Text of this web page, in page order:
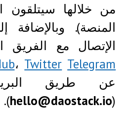
من خلالها سيتلقون
المنصة).
الإتصال مع
، Twitter Telegram
عن طريق البريد
(
hello@daostack.io
).